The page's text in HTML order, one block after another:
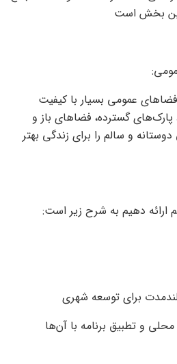
بخش است
عمومی بسیار با کیفیت
گسترده، فضاهای باز و
و سالم را برای زندگی بهتر
ارائه دهیم به شرح زیر است:
برای توسعه شهری
و تطبیق برنامه با آن‌ها